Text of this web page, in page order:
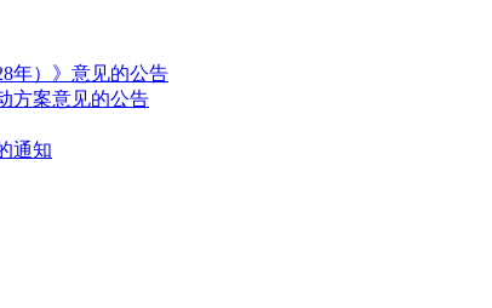
年）》意见的公告
方案意见的公告
通知